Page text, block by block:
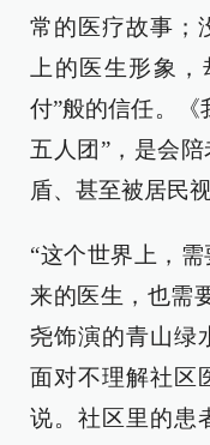
常的医疗故事；
上的医生形象
付”般的信任。《
五人团”，是会
盾、甚至被居民
“这个世界上，
来的医生，也需
尧饰演的青山绿
面对不理解社区
说。社区里的患